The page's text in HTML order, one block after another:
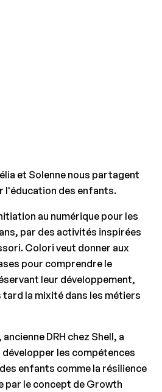
et Solenne nous partagent
l'éducation des enfants.
au numérique pour les
par des activités inspirées
Colori veut donner aux
pour comprendre le
leur développement,
la mixité dans les métiers
DRH chez Shell, a
les compétences
enfants comme la résilience
par le concept de Growth